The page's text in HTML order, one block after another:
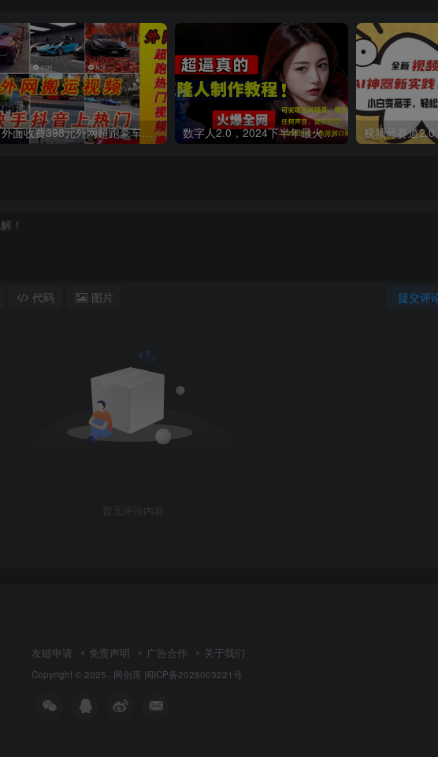
外面收费398元外网超跑豪车汽车视频搬运至快手抖音上热门项目 数字人2.0，2024下半年最火项目，无限免费生成视频，可实现任何场景，用任何形象，任何声音，说任何话，5分钟生成一条原创口播视频。
提交评
代码 图片
暂无评论内容
友链申请 免责声明 广告合作 关于我们
Copyright © 2025 · 网创库 闽ICP备2026003221号